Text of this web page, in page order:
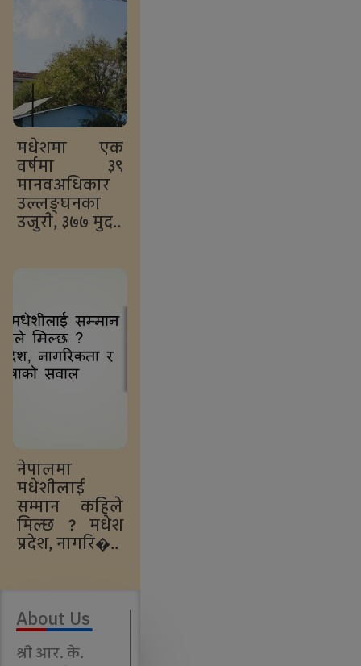
मधेशमा एक
वर्षमा ३९
मानवअधिकार
उल्लङ्घनका
उजुरी, ३७७ मुद..
नेपालमा
मधेशीलाई
सम्मान कहिले
मिल्छ ? मधेश
प्रदेश, नागरि�..
About Us
श्री आर. के.